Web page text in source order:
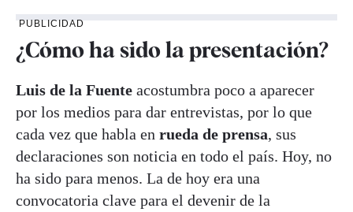
PUBLICIDAD
¿Cómo ha sido la presentación?
Luis de la Fuente acostumbra poco a aparecer
por los medios para dar entrevistas, por lo que
cada vez que habla en rueda de prensa, sus
declaraciones son noticia en todo el país. Hoy, no
ha sido para menos. La de hoy era una
convocatoria clave para el devenir de la